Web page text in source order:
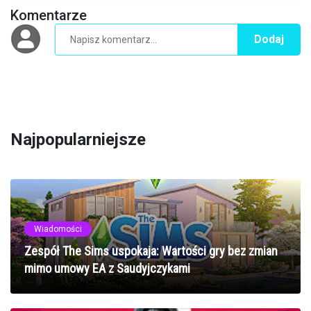
Komentarze
Dodaj
Najpopularniejsze
Wiadomości
Zespół The Sims uspokaja: Wartości gry bez zmian
mimo umowy EA z Saudyjczykami